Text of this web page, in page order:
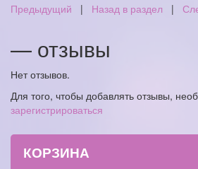
Предыдущий | Назад в раздел |
— отзывы
Нет отзывов.
Для того, чтобы добавлять отзывы,
зарегистрироваться
КОРЗИНА